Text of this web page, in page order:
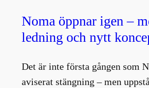
Noma öppnar igen –
ledning och nytt
Det är inte första gången som
aviserat stängning – men